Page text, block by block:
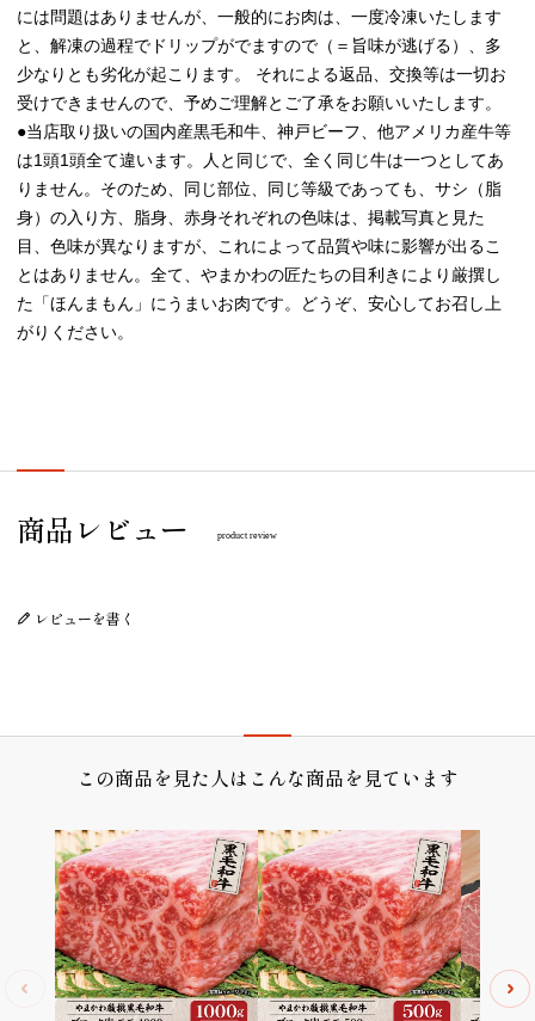
には問題はありませんが、一般的にお肉は、一度冷凍いたします
と、解凍の過程でドリップがでますので（＝旨味が逃げる）、多
少なりとも劣化が起こります。 それによる返品、交換等は一切お
受けできませんので、予めご理解とご了承をお願いいたします。
●当店取り扱いの国内産黒毛和牛、神戸ビーフ、他アメリカ産牛等
は1頭1頭全て違います。人と同じで、全く同じ牛は一つとしてあ
りません。そのため、同じ部位、同じ等級であっても、サシ（脂
身）の入り方、脂身、赤身それぞれの色味は、掲載写真と見た
目、色味が異なりますが、これによって品質や味に影響が出るこ
とはありません。全て、やまかわの匠たちの目利きにより厳撰し
た「ほんまもん」にうまいお肉です。どうぞ、安心してお召し上
がりください。
商品レビュー product review
レビューを書く
この商品を見た人はこんな商品を見ています